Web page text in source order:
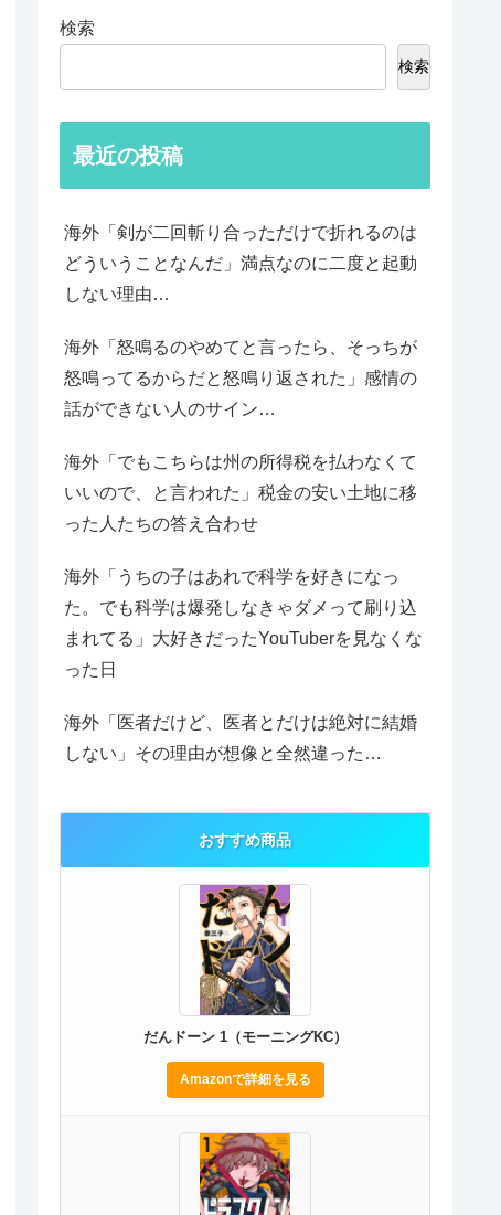
検索
検索
最近の投稿
海外「剣が二回斬り合っただけで折れるのは
どういうことなんだ」満点なのに二度と起動
しない理由…
海外「怒鳴るのやめてと言ったら、そっちが
怒鳴ってるからだと怒鳴り返された」感情の
話ができない人のサイン…
海外「でもこちらは州の所得税を払わなくて
いいので、と言われた」税金の安い土地に移
った人たちの答え合わせ
海外「うちの子はあれで科学を好きになっ
た。でも科学は爆発しなきゃダメって刷り込
まれてる」大好きだったYouTuberを見なくな
った日
海外「医者だけど、医者とだけは絶対に結婚
しない」その理由が想像と全然違った…
おすすめ商品
だんドーン 1（モーニングKC）
Amazonで詳細を見る